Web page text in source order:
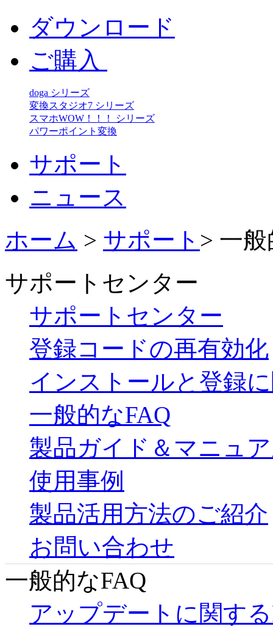
ダウンロード
ご購入
doga シリーズ
変換スタジオ7 シリーズ
スマホWOW！！！ シリーズ
パワーポイント変換
サポート
ニュース
ホーム > サポート > 一
サポートセンター
サポートセンター
登録コードの再有効化
インストールと登録
一般的なFAQ
製品ガイド＆マニュ
使用事例
製品活用方法のご紹介
お問い合わせ
一般的なFAQ
アップデートに関す